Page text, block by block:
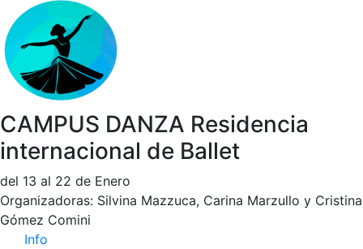
CAMPUS DANZA Residencia
internacional de Ballet
del 13 al 22 de Enero
Organizadoras: Silvina Mazzuca, Carina Marzullo y Cristina
Gómez Comini
Info